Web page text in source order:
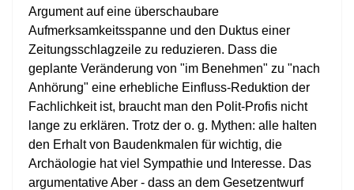
Argument auf eine überschaubare
Aufmerksamkeitsspanne und den Duktus einer
Zeitungsschlagzeile zu reduzieren. Dass die
geplante Veränderung von "im Benehmen" zu "nach
Anhörung" eine erhebliche Einfluss-Reduktion der
Fachlichkeit ist, braucht man den Polit-Profis nicht
lange zu erklären. Trotz der o. g. Mythen: alle halten
den Erhalt von Baudenkmalen für wichtig, die
Archäologie hat viel Sympathie und Interesse. Das
argumentative Aber - dass an dem Gesetzentwurf